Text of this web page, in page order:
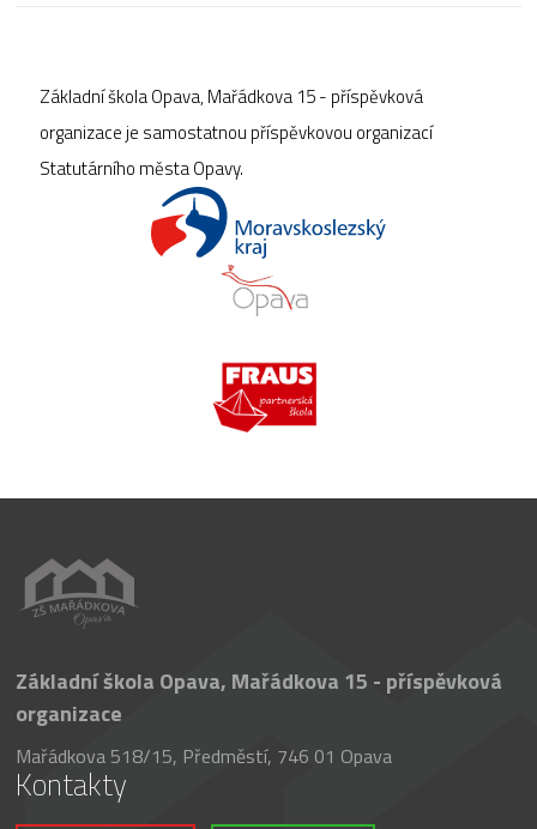
Základní škola Opava, Mařádkova 15 - příspěvková
organizace je samostatnou příspěvkovou organizací
Statutárního města Opavy.
Základní škola Opava, Mařádkova 15 - příspěvková
organizace
Mařádkova 518/15, Předměstí, 746 01 Opava
Kontakty